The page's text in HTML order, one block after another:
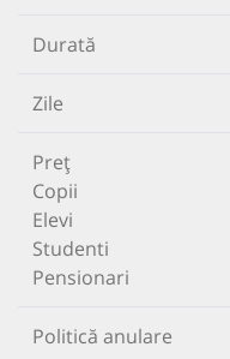
Durată
Zile
Preț
Copii
Elevi
Studenti
Pensionari
Politică anulare